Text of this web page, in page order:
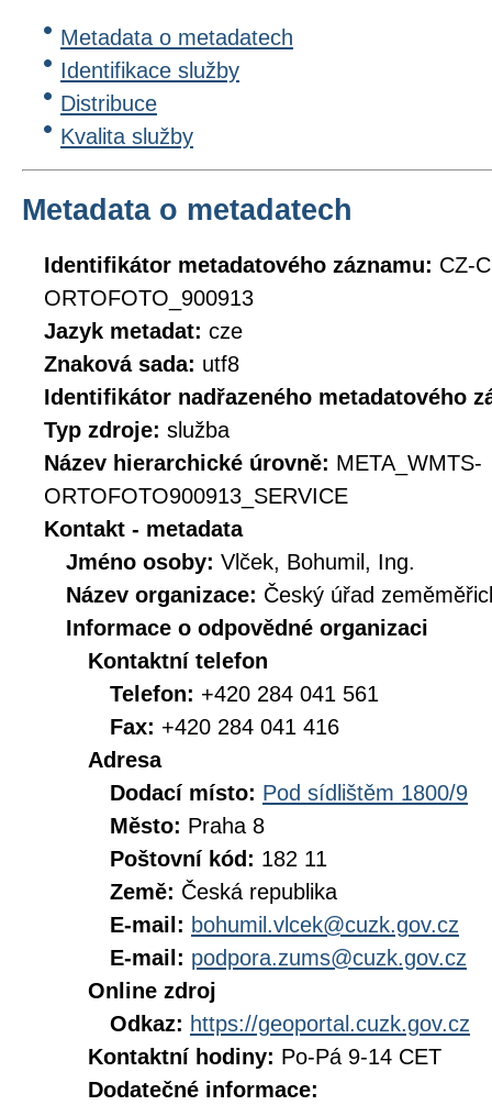
Metadata o metadatech
Identifikace služby
Distribuce
Kvalita služby
Metadata o metadatech
Identifikátor metadatového záznamu: CZ-
ORTOFOTO_900913
Jazyk metadat: cze
Znaková sada: utf8
Identifikátor nadřazeného metadatového
Typ zdroje: služba
Název hierarchické úrovně: META_WMTS-
ORTOFOTO900913_SERVICE
Kontakt - metadata
Jméno osoby: Vlček, Bohumil, Ing.
Název organizace: Český úřad
Informace o odpovědné organizaci
Kontaktní telefon
Telefon: +420 284 041 561
Fax: +420 284 041 416
Adresa
Dodací místo: Pod sídlištěm 1800/9
Město: Praha 8
Poštovní kód: 182 11
Země: Česká republika
E-mail: bohumil.vlcek@cuzk.gov.cz
E-mail: podpora.zums@cuzk.gov.cz
Online zdroj
Odkaz: https://geoportal.cuzk.gov.cz
Kontaktní hodiny: Po-Pá 9-14 CET
Dodatečné informace: